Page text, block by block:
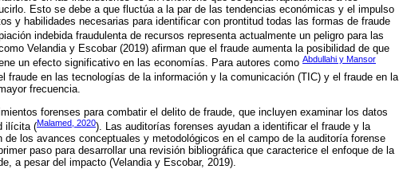
Esto se debe a que fluctúa a la par de las tendencias económicas y el impulso
y habilidades necesarias para identificar con prontitud todas las formas de fraude
indebida fraudulenta de recursos representa actualmente un peligro para las
Velandia y Escobar (2019) afirman que el fraude aumenta la posibilidad de que
un efecto significativo en las economías. Para autores como Abdullahi y Mansor
fraude en las tecnologías de la información y la comunicación (TIC) y el fraude en la
frecuencia.
forenses para combatir el delito de fraude, que incluyen examinar los datos
ilícita (Malamed, 2020). Las auditorías forenses ayudan a identificar el fraude y la
los avances conceptuales y metodológicos en el campo de la auditoría forense
paso para desarrollar una revisión bibliográfica que caracterice el enfoque de la
a pesar del impacto (Velandia y Escobar, 2019).